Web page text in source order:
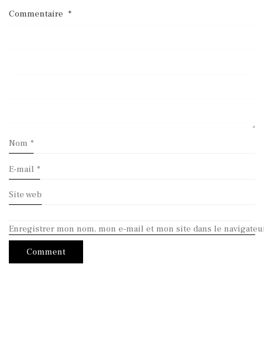
Commentaire *
Nom *
E-mail *
Site web
Enregistrer mon nom, mon e-mail et mon site dans le